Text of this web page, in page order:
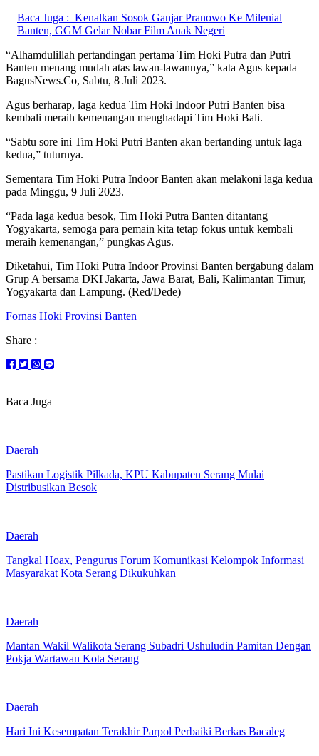
Baca Juga : Kenalkan Sosok Ganjar Pranowo Ke Milenial
Banten, GGM Gelar Nobar Film Anak Negeri
“Alhamdulillah pertandingan pertama Tim Hoki Putra dan Putri
Banten menang mudah atas lawan-lawannya,” kata Agus kepada
BagusNews.Co, Sabtu, 8 Juli 2023.
Agus berharap, laga kedua Tim Hoki Indoor Putri Banten bisa
kembali meraih kemenangan menghadapi Tim Hoki Bali.
“Sabtu sore ini Tim Hoki Putri Banten akan bertanding untuk laga
kedua,” tuturnya.
Sementara Tim Hoki Putra Indoor Banten akan melakoni laga kedua
pada Minggu, 9 Juli 2023.
“Pada laga kedua besok, Tim Hoki Putra Banten ditantang
Yogyakarta, semoga para pemain kita tetap fokus untuk kembali
meraih kemenangan,” pungkas Agus.
Diketahui, Tim Hoki Putra Indoor Provinsi Banten bergabung dalam
Grup A bersama DKI Jakarta, Jawa Barat, Bali, Kalimantan Timur,
Yogyakarta dan Lampung. (Red/Dede)
Fornas Hoki Provinsi Banten
Share :
Baca Juga
Daerah
Pastikan Logistik Pilkada, KPU Kabupaten Serang Mulai
Distribusikan Besok
Daerah
Tangkal Hoax, Pengurus Forum Komunikasi Kelompok Informasi
Masyarakat Kota Serang Dikukuhkan
Daerah
Mantan Wakil Walikota Serang Subadri Ushuludin Pamitan Dengan
Pokja Wartawan Kota Serang
Daerah
Hari Ini Kesempatan Terakhir Parpol Perbaiki Berkas Bacaleg